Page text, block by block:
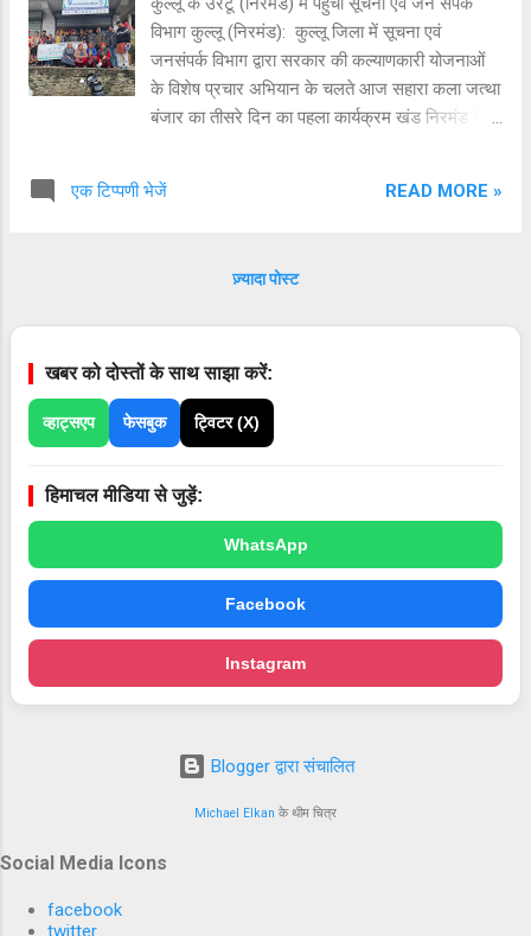
प्रतिमाह प्रदान किए जा रहे हैं। छठी से आठवीं कक्षा तक
क्रमशः 750 रुपए व 1875 रुपए, नवीं व दसवीं कक्षा में
क्रमशः 950 रुपए व 1875 रुपए, जमा एक व जमा दो
कक्षा के लिए दिवस छात्र...
विभाग कुल्लू (निरमंड): कुल्लू जिला में सूचना एवं
जनसंपर्क विभाग द्वारा सरकार की कल्याणकारी योजनाओं
के विशेष प्रचार अभियान के चलते आज सहारा कला जत्था
बंजार का तीसरे दिन का पहला कार्यक्रम खंड निरमंड के
वार्ड मेंबर श्री मति चंद्रकला जी, ग्राम पंचायत सचिव
प्रदेश की चलाई जा रही जन एवं कल्याणकारी योजनाओं के
योजनाओं बारे जानकारी दी गई। इस दौरान सहारा कला
जत्था बन्जार, कुल्लू के कलाकारों ने गीत, संगीत तथा
नुकड़ नाटक द्वारा लोगों को विशेषकर अनुसूचित जाति,
की कल्याणकारी योजनाओं की जानकारी दी। उन्होंने
जानकारी देते हुए बताया कि प्रदेश सरकार ने 75950 नए
एक टिप्पणी भेजें READ MORE »
ज़्यादा पोस्ट
खबर को दोस्तों के साथ साझा करें:
व्हाट्सएप फेसबुक ट्विटर (X)
हिमाचल मीडिया से जुड़ें:
WhatsApp
Facebook
Instagram
Blogger द्वारा संचालित
Michael Elkan के थीम चित्र
Social Media Icons
facebook
twitter